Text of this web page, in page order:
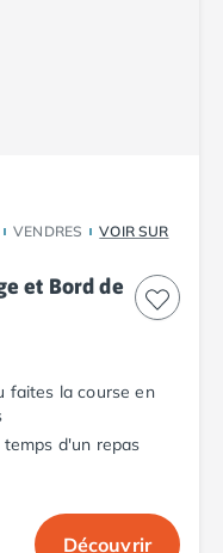
VENDRES
VOIR SUR
et Bord de
faites la course en
d'un repas
Découvrir